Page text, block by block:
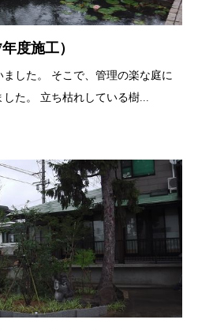
度施工）
した。 そこで、管理の楽な庭に
た。 立ち枯れしている樹...